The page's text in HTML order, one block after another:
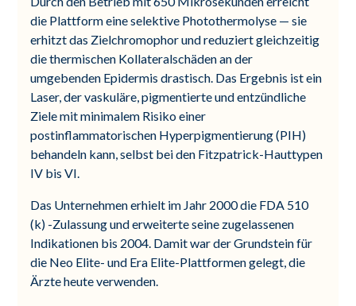
die Plattform eine selektive Photothermolyse — sie
erhitzt das Zielchromophor und reduziert gleichzeitig
die thermischen Kollateralschäden an der
umgebenden Epidermis drastisch. Das Ergebnis ist ein
Laser, der vaskuläre, pigmentierte und entzündliche
Ziele mit minimalem Risiko einer
postinflammatorischen Hyperpigmentierung (PIH)
behandeln kann, selbst bei den Fitzpatrick-Hauttypen
IV bis VI.
Das Unternehmen erhielt im Jahr 2000 die FDA 510
(k) -Zulassung und erweiterte seine zugelassenen
Indikationen bis 2004. Damit war der Grundstein für
die Neo Elite- und Era Elite-Plattformen gelegt, die
Ärzte heute verwenden.